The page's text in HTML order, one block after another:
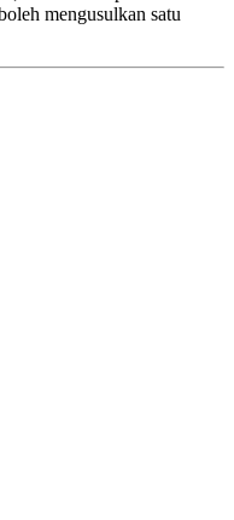
mengusulkan satu